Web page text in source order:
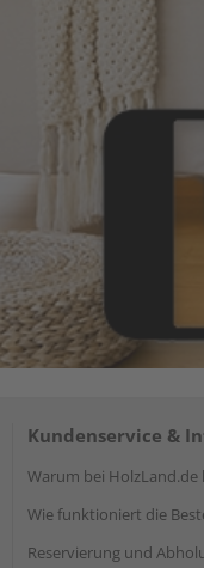
Kundenservice &
Warum bei HolzLand.de
Wie funktioniert die
Reservierung und